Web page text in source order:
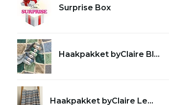
Surprise Box
Haakpakket byClaire Bl...
Haakpakket byClaire Le...